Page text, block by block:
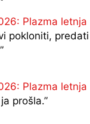
Plazma letnja
pokloniti, predati
”
Plazma letnja
prošla.”